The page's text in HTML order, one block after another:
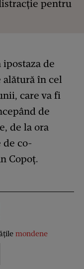
pentru
de
alătură în cel
care va fi
de
de la ora
de co-
Copoț.
mondene